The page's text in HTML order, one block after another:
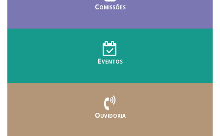
Comissões
Eventos
Ouvidoria